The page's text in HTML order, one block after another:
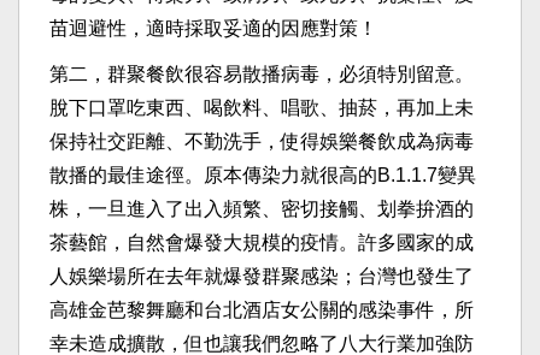
苗迴避性，適時採取妥適的因應對策！
第二，群聚餐飲很容易散播病毒，必須特別留意。
脫下口罩吃東西、喝飲料、唱歌、抽菸，再加上未
保持社交距離、不勤洗手，使得娛樂餐飲成為病毒
散播的最佳途徑。原本傳染力就很高的B.1.1.7變異
株，一旦進入了出入頻繁、密切接觸、划拳拚酒的
茶藝館，自然會爆發大規模的疫情。許多國家的成
人娛樂場所在去年就爆發群聚感染；台灣也發生了
高雄金芭黎舞廳和台北酒店女公關的感染事件，所
幸未造成擴散，但也讓我們忽略了八大行業加強防